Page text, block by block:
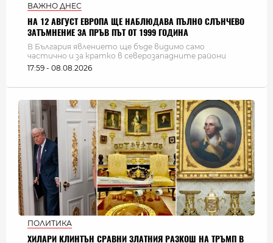
ВАЖНО ДНЕС
НА 12 АВГУСТ ЕВРОПА ЩЕ НАБЛЮДАВА ПЪЛНО СЛЪНЧЕВО
ЗАТЪМНЕНИЕ ЗА ПРЪВ ПЪТ ОТ 1999 ГОДИНА
В България явлението ще бъде видимо само
частично и за кратко в северозападните райони
17:59 - 08.08.2026
ПОЛИТИКА
ХИЛАРИ КЛИНТЪН СРАВНИ ЗЛАТНИЯ РАЗКОШ НА ТРЪМП В